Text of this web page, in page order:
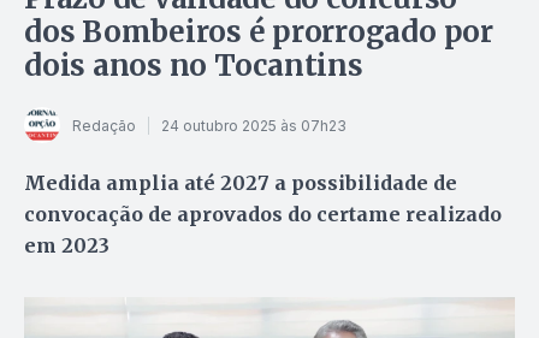
dos Bombeiros é prorrogado por
dois anos no Tocantins
Redação 24 outubro 2025 às 07h23
Medida amplia até 2027 a possibilidade de
convocação de aprovados do certame realizado
em 2023